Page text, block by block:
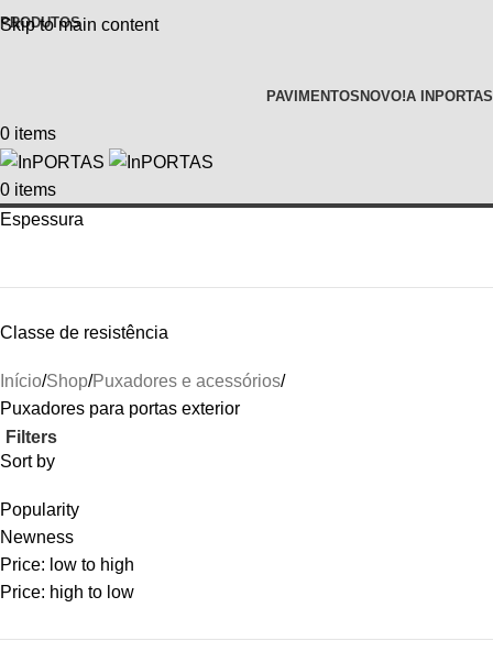
Skip to main content
PRODUTOS
PAVIMENTOS NOVO!A INPORTAS
0 items
0 items
Espessura
Classe de resistência
Início Shop Puxadores e acessórios
Puxadores para portas exterior
Filters
Sort by
Popularity
Newness
Price: low to high
Price: high to low